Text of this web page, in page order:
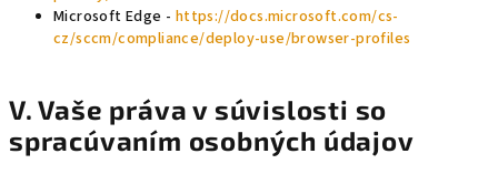
Microsoft Edge - https://docs.microsoft.com/cs-
cz/sccm/compliance/deploy-use/browser-profiles
V. Vaše práva v súvislosti so
spracúvaním osobných údajov